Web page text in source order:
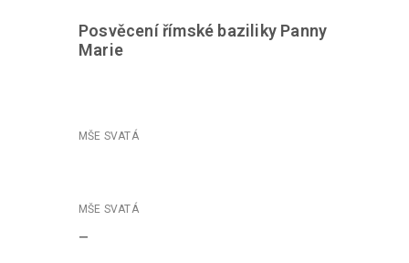
Posvěcení římské baziliky Panny
Marie
–